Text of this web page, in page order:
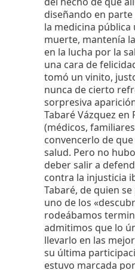
diseñando en
la medicina pública
muerte, mantenía
en la lucha por la
una cara de
tomó un vinito,
nunca de cierto
sorpresiva
Tabaré Vázquez en
(médicos,
convencerlo de
salud. Pero no
deber salir a
contra la injusticia
Tabaré, de quien
uno de los
rodeábamos
admitimos que lo
llevarlo en las
su última
estuvo marcada